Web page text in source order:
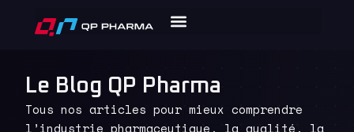
Le Blog QP Pharma
Tous nos articles pour mieux comprendre
l’industrie pharmaceutique, la qualité, la